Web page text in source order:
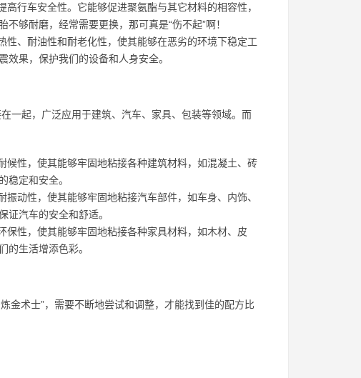
行车安全性。它能够促进聚氨酯与其它材料的相容性，
够耐磨，经常需要更换，那可真是“伤不起”啊！
、耐油性和耐老化性，使其能够在恶劣的环境下稳定工
果，保护我们的设备和人身安全。
一起，广泛应用于建筑、汽车、家具、包装等领域。而
性，使其能够牢固地粘接各种建筑材料，如混凝土、砖
稳定和安全。
动性，使其能够牢固地粘接汽车部件，如车身、内饰、
证汽车的安全和舒适。
性，使其能够牢固地粘接各种家具材料，如木材、皮
的生活增添色彩。
金术士”，需要不断地尝试和调整，才能找到佳的配方比